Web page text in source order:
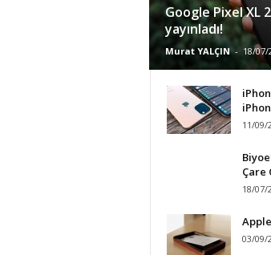
Google Pixel XL
yayınladı!
Murat YALÇIN - 18/07/
11/09/
Çare
18/07/
03/09/